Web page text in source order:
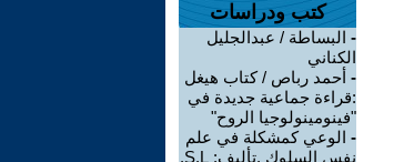
كتب ودراسات
- البساطة / عبدالجليل
الكناني
- أحمد رباص / كتاب هيغل
:قراءة جماعية جديدة في
"فينومينولوجيا الروح"
- الوعي كمشكلة في علم
نفس السلوك .تأليف: S.L.